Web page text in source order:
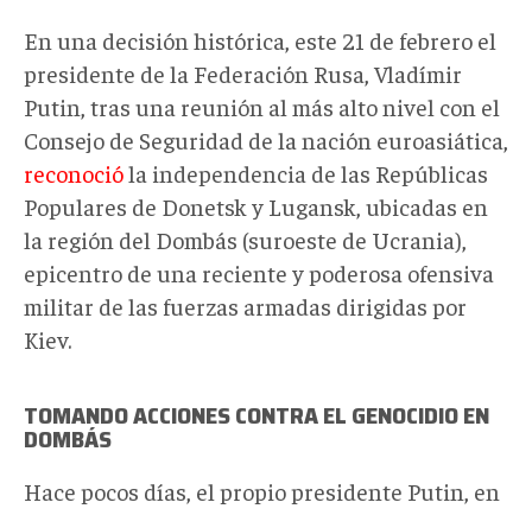
En una decisión histórica, este 21 de febrero el
presidente de la Federación Rusa, Vladímir
Putin, tras una reunión al más alto nivel con el
Consejo de Seguridad de la nación euroasiática,
reconocióla independencia de las Repúblicas
Populares de Donetsk y Lugansk, ubicadas en
la región del Dombás (suroeste de Ucrania),
epicentro de una reciente y poderosa ofensiva
militar de las fuerzas armadas dirigidas por
Kiev.
TOMANDO ACCIONES CONTRA EL GENOCIDIO EN
DOMBÁS
Hace pocos días, el propio presidente Putin, en